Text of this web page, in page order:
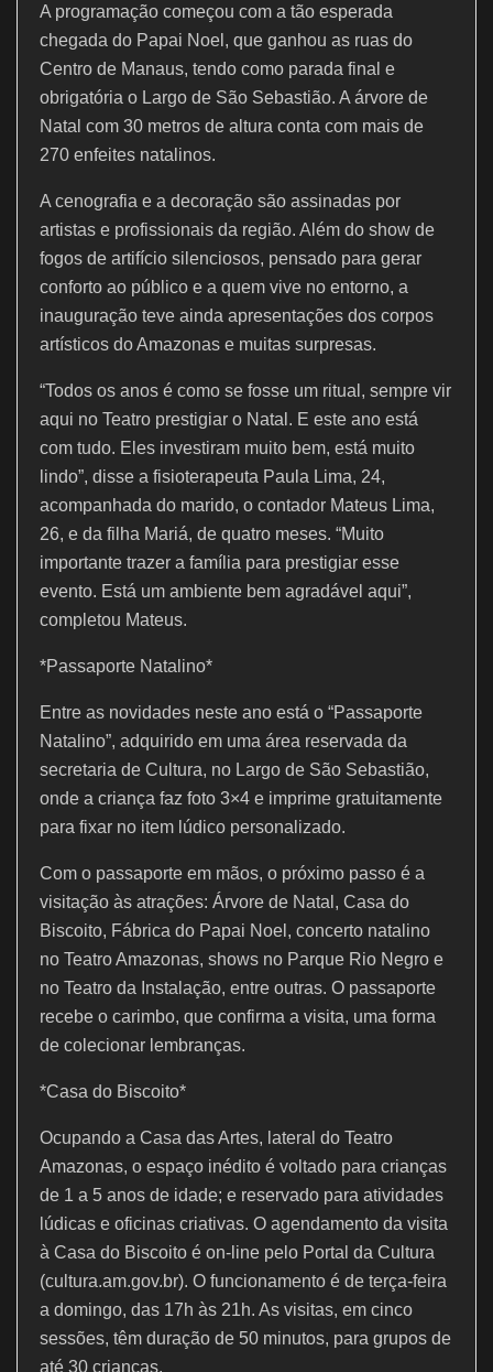
A programação começou com a tão esperada
chegada do Papai Noel, que ganhou as ruas do
Centro de Manaus, tendo como parada final e
obrigatória o Largo de São Sebastião. A árvore de
Natal com 30 metros de altura conta com mais de
270 enfeites natalinos.
A cenografia e a decoração são assinadas por
artistas e profissionais da região. Além do show de
fogos de artifício silenciosos, pensado para gerar
conforto ao público e a quem vive no entorno, a
inauguração teve ainda apresentações dos corpos
artísticos do Amazonas e muitas surpresas.
“Todos os anos é como se fosse um ritual, sempre vir
aqui no Teatro prestigiar o Natal. E este ano está
com tudo. Eles investiram muito bem, está muito
lindo”, disse a fisioterapeuta Paula Lima, 24,
acompanhada do marido, o contador Mateus Lima,
26, e da filha Mariá, de quatro meses. “Muito
importante trazer a família para prestigiar esse
evento. Está um ambiente bem agradável aqui”,
completou Mateus.
*Passaporte Natalino*
Entre as novidades neste ano está o “Passaporte
Natalino”, adquirido em uma área reservada da
secretaria de Cultura, no Largo de São Sebastião,
onde a criança faz foto 3×4 e imprime gratuitamente
para fixar no item lúdico personalizado.
Com o passaporte em mãos, o próximo passo é a
visitação às atrações: Árvore de Natal, Casa do
Biscoito, Fábrica do Papai Noel, concerto natalino
no Teatro Amazonas, shows no Parque Rio Negro e
no Teatro da Instalação, entre outras. O passaporte
recebe o carimbo, que confirma a visita, uma forma
de colecionar lembranças.
*Casa do Biscoito*
Ocupando a Casa das Artes, lateral do Teatro
Amazonas, o espaço inédito é voltado para crianças
de 1 a 5 anos de idade; e reservado para atividades
lúdicas e oficinas criativas. O agendamento da visita
à Casa do Biscoito é on-line pelo Portal da Cultura
(cultura.am.gov.br). O funcionamento é de terça-feira
a domingo, das 17h às 21h. As visitas, em cinco
sessões, têm duração de 50 minutos, para grupos de
até 30 crianças.